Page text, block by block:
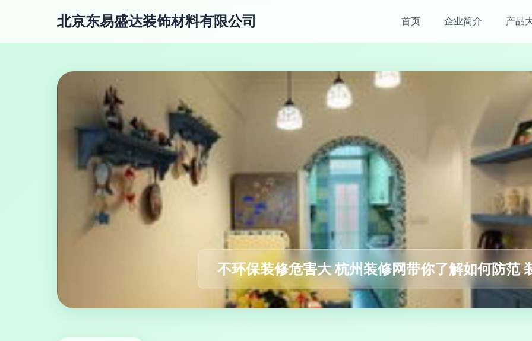
北京东易盛达装饰材料有限公司 首页 企业简介 产品
不环保装修危害大 杭州装修网带你了解如何防范